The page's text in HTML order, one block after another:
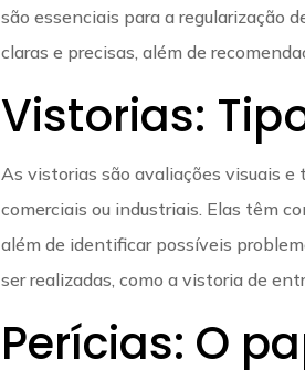
são essenciais para a regularização
claras e precisas, além de
Vistorias:
As vistorias são avaliações visuais e
comerciais ou industriais. Elas têm
além de identificar possíveis
ser realizadas, como a vistoria de
Perícias: O